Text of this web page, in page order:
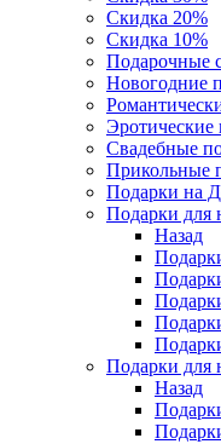
Скидка 20%
Скидка 10%
Подарочные
Новогодние
Эротические
Свадебные
Прикольные
Подарки на
Подарки для
Назад
Подарки для
Назад